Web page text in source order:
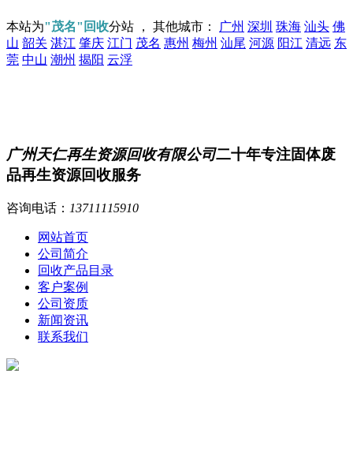
本站为"茂名"回收分站 ， 其他城市： 广州 深圳 珠海 汕头 佛
山 韶关 湛江 肇庆 江门 茂名 惠州 梅州 汕尾 河源 阳江 清远 东
莞 中山 潮州 揭阳 云浮
广州天仁再生资源回收有限公司二十年专注固体废
品再生资源回收服务
咨询电话： 13711115910
网站首页
公司简介
回收产品目录
客户案例
公司资质
新闻资讯
联系我们